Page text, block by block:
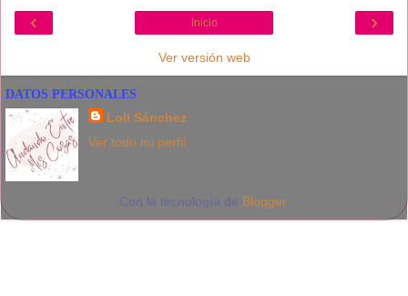
‹ ›
Inicio
Ver versión web
DATOS PERSONALES
Loli Sánchez
Ver todo mi perfil
Con la tecnología de Blogger.